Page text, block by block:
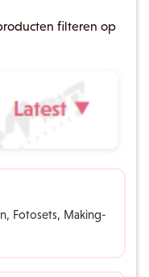
filteren op
Fotosets, Making-